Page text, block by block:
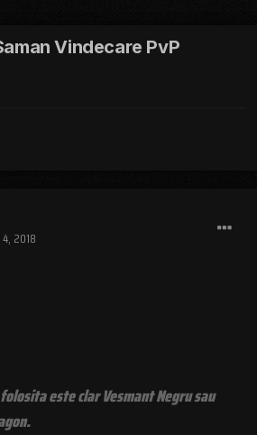
Vindecare PvP
2018
este clar Vesmant Negru sau